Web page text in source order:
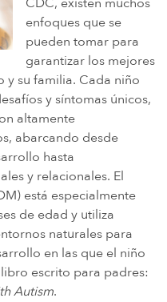
enfoques que se
pueden tomar para
garantizar los mejores
y su familia. Cada niño
y síntomas únicos,
altamente
abarcando desde
hasta
y relacionales. El
está especialmente
de edad y utiliza
naturales para
en las que el niño
escrito para padres:
Autism.